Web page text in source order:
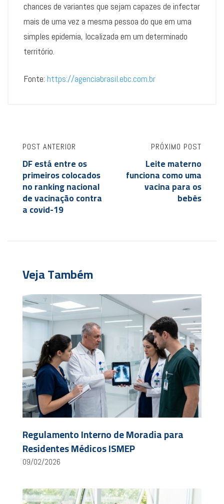
chances de variantes que sejam capazes de infectar
mais de uma vez a mesma pessoa do que em uma
simples epidemia, localizada em um determinado
território.
Fonte: https://agenciabrasil.ebc.com.br
POST ANTERIOR
DF está entre os
primeiros colocados
no ranking nacional
de vacinação contra
a covid-19
PRÓXIMO POST
Leite materno
funciona como uma
vacina para os
bebês
Veja Também
Regulamento Interno de Moradia para
Residentes Médicos ISMEP
09/02/2026